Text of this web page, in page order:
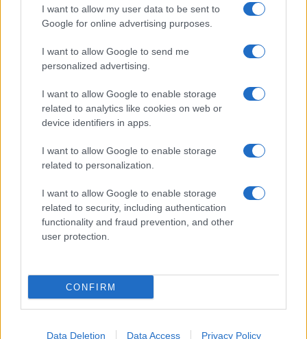
I want to allow my user data to be sent to
Google for online advertising purposes.
I want to allow Google to send me
personalized advertising.
I want to allow Google to enable storage
related to analytics like cookies on web or
device identifiers in apps.
I want to allow Google to enable storage
related to personalization.
I want to allow Google to enable storage
related to security, including authentication
functionality and fraud prevention, and other
user protection.
CONFIRM
Data Deletion Data Access Privacy Policy
ΗΠΑ: Πώληση βλημάτων πυροβολικού
M795 των 155 χιλ. στη Νορβηγία έναντι
ορκίστηκε πρόεδρος της Κολομβίας
Η Ισπανία επαναφέρει προσωρινά τους
συνοριακούς ελέγχους για όσους